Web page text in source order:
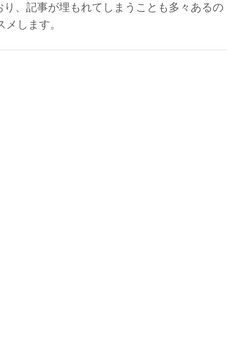
、記事が埋もれてしまうことも多々あるの
します。